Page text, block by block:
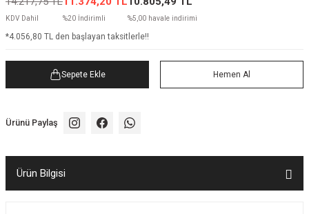
KDV Dahil %20 İndirimli %5,00 havale indirimi
*4.056,80 TL den başlayan taksitlerle!!
Sepete Ekle Hemen Al
Ürünü Paylaş
Ürün Bilgisi